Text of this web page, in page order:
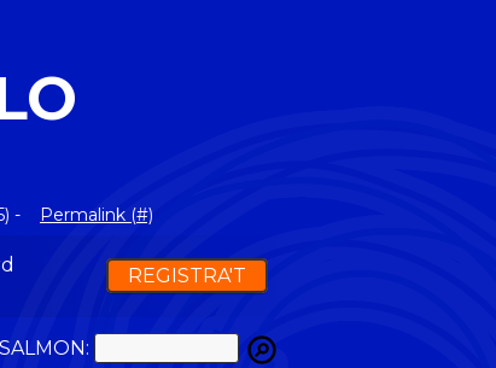
- Permalink (#)
REGISTRA'T